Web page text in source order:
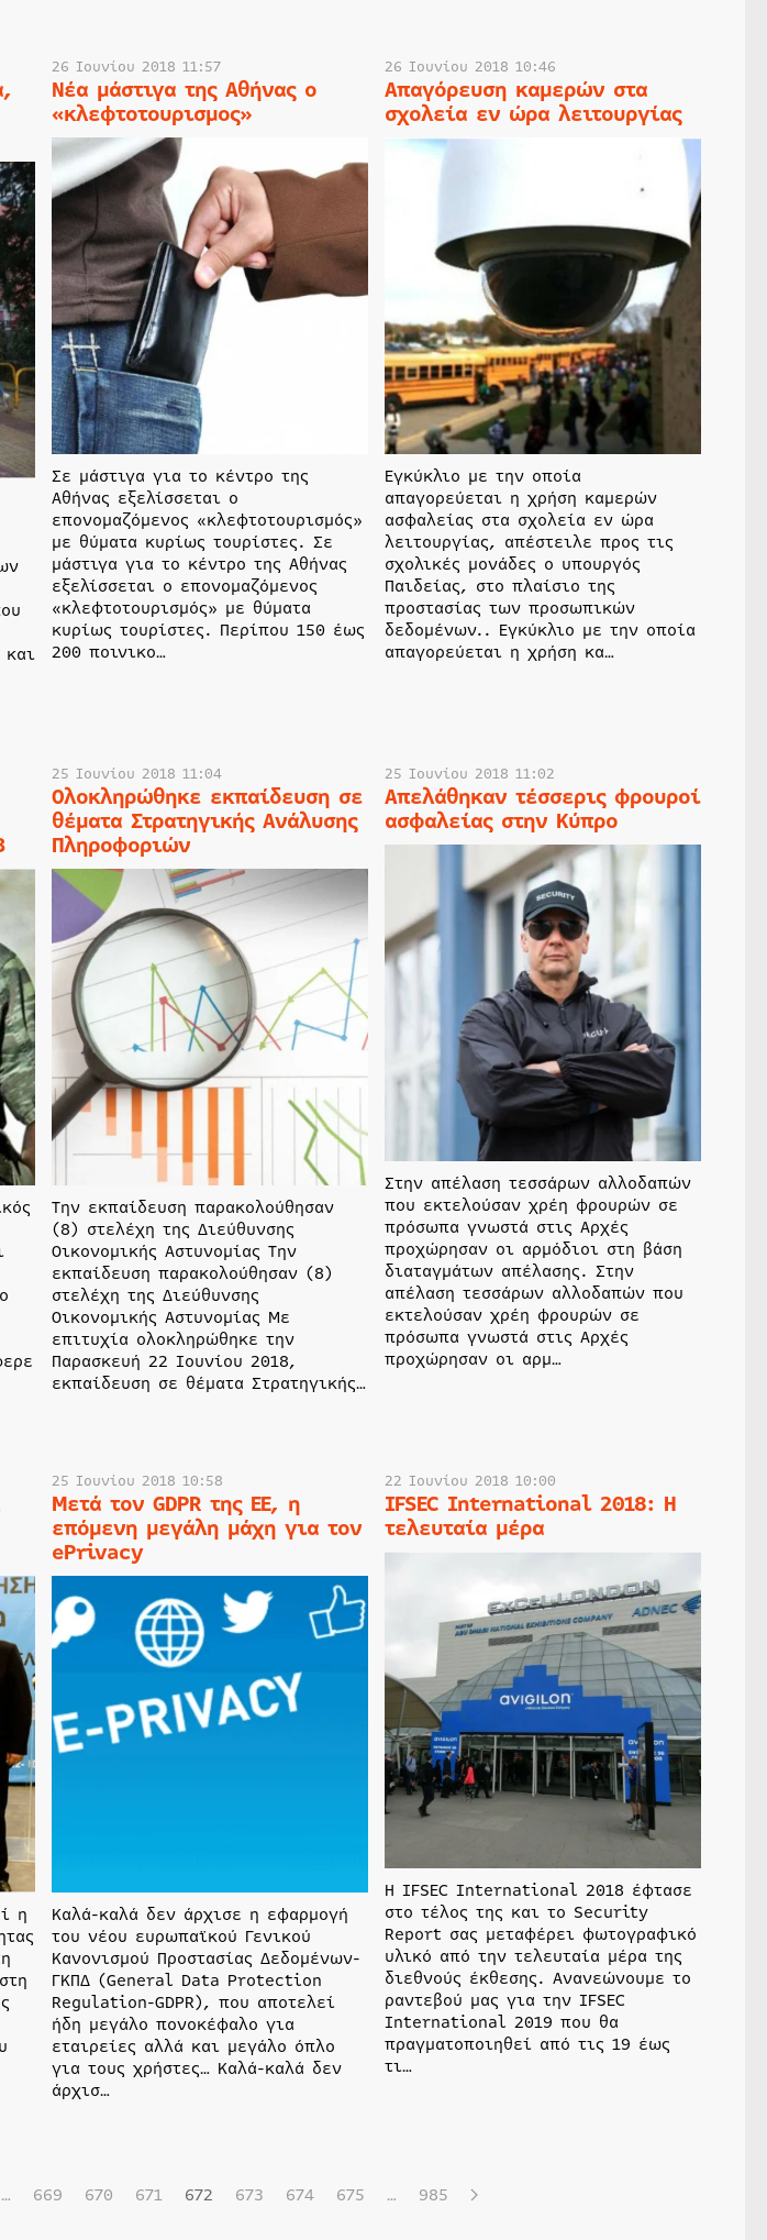
26 Ιουνίου 2018 11:57
Νέα μάστιγα της Αθήνας ο
«κλεφτοτουρισμος»
Σε μάστιγα για το κέντρο της
Αθήνας εξελίσσεται ο
επονομαζόμενος «κλεφτοτουρισμός»
με θύματα κυρίως τουρίστες. Σε
μάστιγα για το κέντρο της Αθήνας
εξελίσσεται ο επονομαζόμενος
«κλεφτοτουρισμός» με θύματα
κυρίως τουρίστες. Περίπου 150 έως
200 ποινικο…
26 Ιουνίου 2018 10:46
Απαγόρευση καμερών στα
σχολεία εν ώρα λειτουργίας
Eγκύκλιο με την οποία
απαγορεύεται η χρήση καμερών
ασφαλείας στα σχολεία εν ώρα
λειτουργίας, απέστειλε προς τις
σχολικές μονάδες ο υπουργός
Παιδείας, στο πλαίσιο της
προστασίας των προσωπικών
δεδομένων.. Εγκύκλιο με την οποία
απαγορεύεται η χρήση κα…
25 Ιουνίου 2018 11:04
Ολοκληρώθηκε εκπαίδευση σε
θέματα Στρατηγικής Ανάλυσης
Πληροφοριών
Την εκπαίδευση παρακολούθησαν
(8) στελέχη της Διεύθυνσης
Οικονομικής Αστυνομίας Την
εκπαίδευση παρακολούθησαν (8)
στελέχη της Διεύθυνσης
Οικονομικής Αστυνομίας Με
επιτυχία ολοκληρώθηκε την
Παρασκευή 22 Ιουνίου 2018,
εκπαίδευση σε θέματα Στρατηγικής…
25 Ιουνίου 2018 11:02
Απελάθηκαν τέσσερις φρουροί
ασφαλείας στην Κύπρο
Στην απέλαση τεσσάρων αλλοδαπών
που εκτελούσαν χρέη φρουρών σε
πρόσωπα γνωστά στις Αρχές
προχώρησαν οι αρμόδιοι στη βάση
διαταγμάτων απέλασης. Στην
απέλαση τεσσάρων αλλοδαπών που
εκτελούσαν χρέη φρουρών σε
πρόσωπα γνωστά στις Αρχές
προχώρησαν οι αρμ…
η
25 Ιουνίου 2018 10:58
Μετά τον GDPR της ΕΕ, η
επόμενη μεγάλη μάχη για τον
ePrivacy
Καλά-καλά δεν άρχισε η εφαρμογή
του νέου ευρωπαϊκού Γενικού
Κανονισμού Προστασίας Δεδομένων-
ΓΚΠΔ (General Data Protection
Regulation-GDPR), που αποτελεί
ήδη μεγάλο πονοκέφαλο για
εταιρείες αλλά και μεγάλο όπλο
για τους χρήστες… Καλά-καλά δεν
άρχισ…
22 Ιουνίου 2018 10:00
IFSEC International 2018: Η
τελευταία μέρα
Η IFSEC International 2018 έφτασε
στο τέλος της και το Security
Report σας μεταφέρει φωτογραφικό
υλικό από την τελευταία μέρα της
διεθνούς έκθεσης. Ανανεώνουμε το
ραντεβού μας για την IFSEC
International 2019 που θα
πραγματοποιηθεί από τις 19 έως
τι…
… 669 670 671 672 673 674 675 … 985